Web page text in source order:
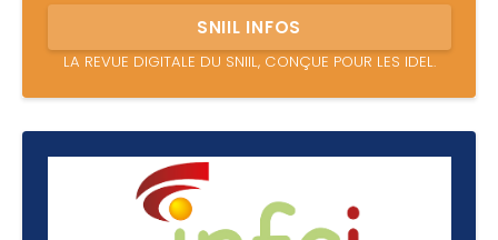
SNIIL INFOS
LA REVUE DIGITALE DU SNIIL, CONÇUE POUR LES IDEL.